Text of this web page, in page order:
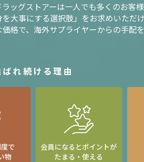
ラッグストアーは一人でも多くのお客
を大事にする選択肢」をお求めいただ
格で、海外サプライヤーからの手配
ばれ続ける理由
で
物
会員になるとポイントが
たまる・使える